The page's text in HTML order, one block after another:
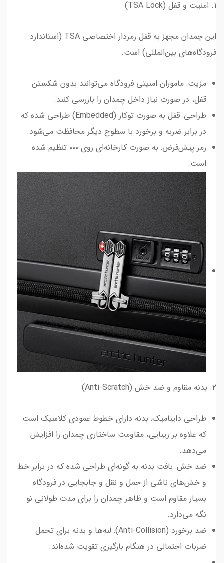
1. امنیت و قفل (TSA Lock)
این چمدان مجهز به قفل رمزدار اختصاصی TSA (استاندارد
فرودگاه‌های بین‌المللی) است.
مزیت: ماموران امنیتی فرودگاه می‌توانند بدون شکستن
قفل، در صورت نیاز داخل چمدان را بازرسی کنند.
طراحی: قفل به صورت توکار (Embedded) طراحی شده که
در برابر ضربه و برخورد با سطوح دیگر محافظت می‌شود.
رمز پیش‌فرض: به صورت کارخانه‌ای روی ۰۰۰ تنظیم شده
است.
۲. بدنه مقاوم و ضد خش (Anti-Scratch)
طراحی داینامیک: بدنه دارای خطوط عمودی کلاسیک است
که علاوه بر زیبایی، مقاومت ساختاری چمدان را افزایش
می‌دهد.
ضد خش: بافت بدنه به گونه‌ای طراحی شده که در برابر خط
و خش‌های ناشی از حمل و نقل و جابجایی در فرودگاه
بسیار مقاوم است و ظاهر چمدان را برای مدت طولانی نو
نگه می‌دارد.
ضد برخورد (Anti-Collision): لبه‌ها و بدنه برای تحمل
ضربات احتمالی در هنگام بارگیری تقویت شده‌اند.